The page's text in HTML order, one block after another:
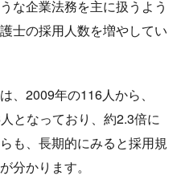
な企業法務を主に扱うよう
士の採用人数を増やしてい
、2009年の116人から、
となっており、約2.3倍に
も、長期的にみると採用規
分かります。